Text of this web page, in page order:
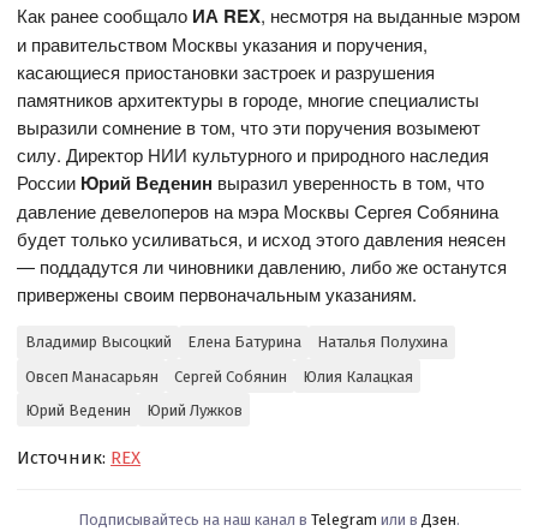
Как ранее сообщало ИА REX, несмотря на выданные мэром
и правительством Москвы указания и поручения,
касающиеся приостановки застроек и разрушения
памятников архитектуры в городе, многие специалисты
выразили сомнение в том, что эти поручения возымеют
силу. Директор НИИ культурного и природного наследия
России Юрий Веденин выразил уверенность в том, что
давление девелоперов на мэра Москвы Сергея Собянина
будет только усиливаться, и исход этого давления неясен
— поддадутся ли чиновники давлению, либо же останутся
привержены своим первоначальным указаниям.
Владимир Высоцкий Елена Батурина
Наталья Полухина
Овсеп Манасарьян
Сергей Собянин
Юлия Калацкая
Юрий Веденин
Юрий Лужков
Источник: REX
Подписывайтесь на наш канал в Telegram или в Дзен.